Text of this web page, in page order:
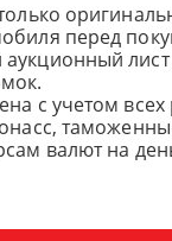
перед
лист
с учетом
валют на